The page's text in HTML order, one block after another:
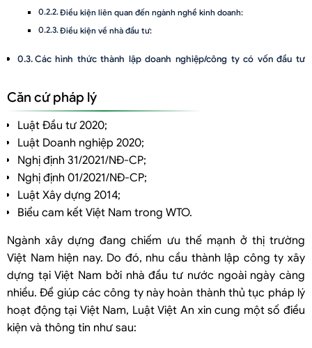
Điều kiện liên quan đến ngành nghề kinh doanh:
Điều kiện về nhà đầu tư:
Các hình thức thành lập doanh nghiệp/công ty có vốn đầu tư
Thành lập công ty có vốn đầu tư nước ngoài theo hình thức nhà đầu
tư góp vốn ngay từ đầu
Bước 1: Xin cấp giấy chứng nhận đăng ký đầu tư
Bước 2: Thành lập công ty xây dựng có vốn nước ngoài tại Việt Nam
Thành lập công ty có vốn đầu tư nước ngoài theo hình thức góp
vốn, mua cổ phần
Bước 1: Nhà đầu tư nước ngoài đăng ký góp vốn, mua cổ phần, phần vốn
Bước 2: Nhà đầu tư nước ngoài tiến hành thủ tục nhận chuyển nhượng
cổ phần/phần vốn góp của người được cử đại diện hoặc của cổ đông/thành viên.
Căn cứ pháp lý
Luật Đầu tư 2020;
Luật Doanh nghiệp 2020;
Nghị định 31/2021/NĐ-CP;
Nghị định 01/2021/NĐ-CP;
Luật Xây dựng 2014;
Biểu cam kết Việt Nam trong WTO.
Ngành xây dựng đang chiếm ưu thế mạnh ở thị trường
Việt Nam hiện nay. Do đó, nhu cầu thành lập công ty xây
dựng tại Việt Nam bởi nhà đầu tư nước ngoài ngày càng
nhiều. Để giúp các công ty này hoàn thành thủ tục pháp lý
hoạt động tại Việt Nam, Luật Việt An xin cung một số điều
kiện và thông tin như sau: